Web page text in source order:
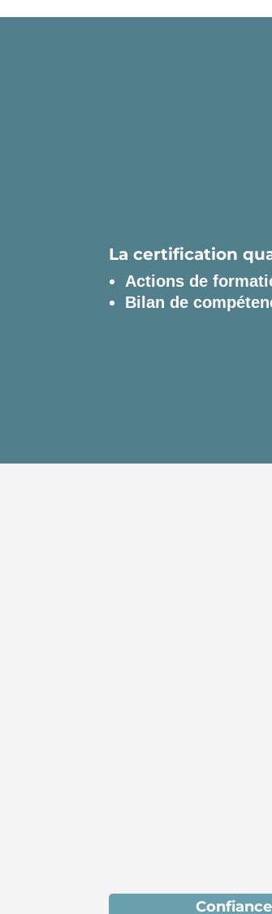
La certification
Actions de
Bilan de